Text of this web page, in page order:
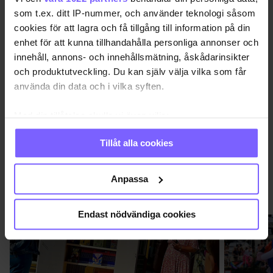
som t.ex. ditt IP-nummer, och använder teknologi såsom
cookies för att lagra och få tillgång till information på din
enhet för att kunna tillhandahålla personliga annonser och
innehåll, annons- och innehållsmätning, åskådarinsikter
och produktutveckling. Du kan själv välja vilka som får
använda din data och i vilka syften.
Med din tillåtelse skulle vi även vilja:
Samla in information om din geografiska plats
som kan ha en noggrannhet på upp till flera meter
Identifiera din enhet genom att aktivt skanna den
för specifika kännetecken (fingeravtryck)
Ta reda på mer om hur dina personliga uppgifter
Du kan ändra eller dra tillbaka ditt samtycke när som
helst från cookie-förklaringen.
Vi använder enhetsidentifierare för att anpassa innehållet
Tillåt alla cookies
Anpassa
Endast nödvändiga cookies
Uppdaterad 2016-12-28
MALMÖ MALMÖ PRIDE
DELA DEN HÄR ARTIKELN
PRIDE VISA MER PRIDE